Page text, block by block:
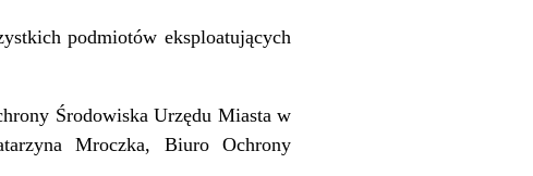
podmiotów eksploatujących
Środowiska Urzędu Miasta w
Mroczka, Biuro Ochrony